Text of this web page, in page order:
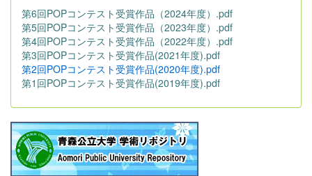
第6回POPコンテスト受賞作品（2024年度）.pdf
第5回POPコンテスト受賞作品（2023年度）.pdf
第4回POPコンテスト受賞作品（2022年度）.pdf
第3回POPコンテスト受賞作品(2021年度).pdf
第2回POPコンテスト受賞作品(2020年度).pdf
第1回POPコンテスト受賞作品(2019年度).pdf